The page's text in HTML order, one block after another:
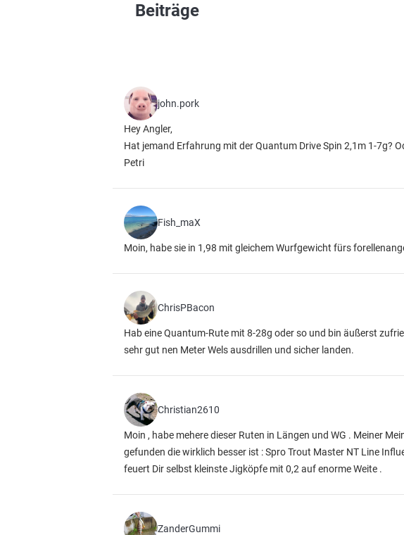
Beiträge
john.pork
Hey Angler,
Hat jemand Erfahrung mit der Quantum Drive Spin 2,1m 1-7g?
Petri
Fish_maX
Moin, habe sie in 1,98 mit gleichem Wurfgewicht fürs
ChrisPBacon
Hab eine Quantum-Rute mit 8-28g oder so und bin äußerst
sehr gut nen Meter Wels ausdrillen und sicher landen.
Christian2610
Moin , habe mehere dieser Ruten in Längen und WG . Meiner
gefunden die wirklich besser ist : Spro Trout Master NT Line
feuert Dir selbst kleinste Jigköpfe mit 0,2 auf enorme Weite .
ZanderGummi